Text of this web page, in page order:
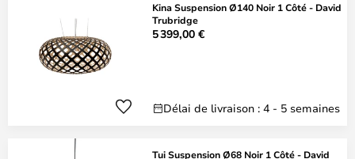
Kina Suspension Ø140 Noir 1 Côté - David
Trubridge
5 399,00 €
Délai de livraison : 4 - 5 semaines
Tui Suspension Ø68 Noir 1 Côté - David